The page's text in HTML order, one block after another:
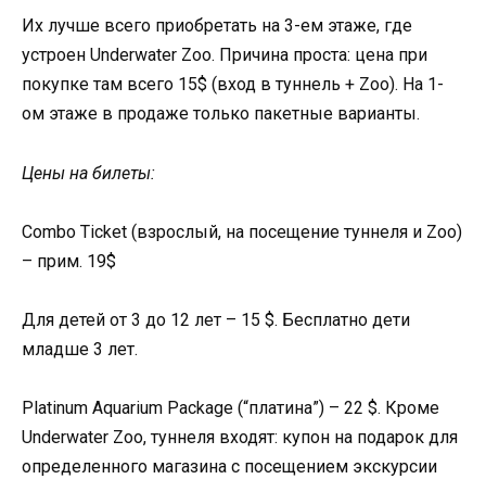
Их лучше всего приобретать на 3-ем этаже, где
устроен Underwater Zoo. Причина проста: цена при
покупке там всего 15$ (вход в туннель + Zoo). На 1-
ом этаже в продаже только пакетные варианты.
Цены на билеты:
Combo Ticket (взрослый, на посещение туннеля и Zoo)
– прим. 19$
Для детей от 3 до 12 лет – 15 $. Бесплатно дети
младше 3 лет.
Platinum Aquarium Package (“платина”) – 22 $. Кроме
Underwater Zoo, туннеля входят: купон на подарок для
определенного магазина с посещением экскурсии